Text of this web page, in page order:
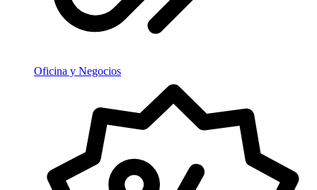
Oficina y Negocios